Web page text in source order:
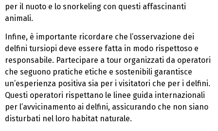
per il nuoto e lo snorkeling con questi affascinanti
animali.
Infine, è importante ricordare che l’osservazione dei
delfini tursiopi deve essere fatta in modo rispettoso e
responsabile. Partecipare a tour organizzati da operatori
che seguono pratiche etiche e sostenibili garantisce
un’esperienza positiva sia per i visitatori che per i delfini.
Questi operatori rispettano le linee guida internazionali
per l’avvicinamento ai delfini, assicurando che non siano
disturbati nel loro habitat naturale.